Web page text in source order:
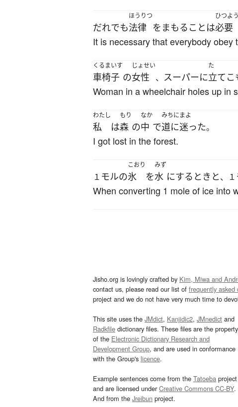
だれでも
ほうりつ
法律 を まもる ことは
ひつよう
必要
It is necessary that everybody obey
くるまいす
車椅子 の
じょせい
女性 、 スーパーに
た
立てこ
Woman in a wheelchair holes up in
わたし
私 は
もり
森 の
なか
中 で
みちにまよ
道に迷った。
I got lost in the forest.
１ モルの
こおり
氷 を
みず
水 にする とき と、１
When converting 1 mole of ice into
Jisho.org is lovingly crafted by Kim, Miwa and
contact us, please read our list of frequently asked
project and we do not have very much time to
This site uses the JMdict, Kanjidic2, JMnedict and
Radkfile dictionary files. These files are the property
of the Electronic Dictionary Research and
Development Group, and are used in conformance
with the Group's licence.
Example sentences come from the Tatoeba project
and are licensed underCreative Commons CC-BY.
And from the Jreibun project.